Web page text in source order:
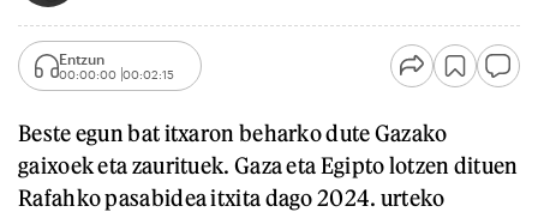
Entzun
00:00:00 00:02:15
Beste egun bat itxaron beharko dute Gazako
gaixoek eta zaurituek. Gaza eta Egipto lotzen dituen
Rafahko pasabidea itxita dago 2024. urteko